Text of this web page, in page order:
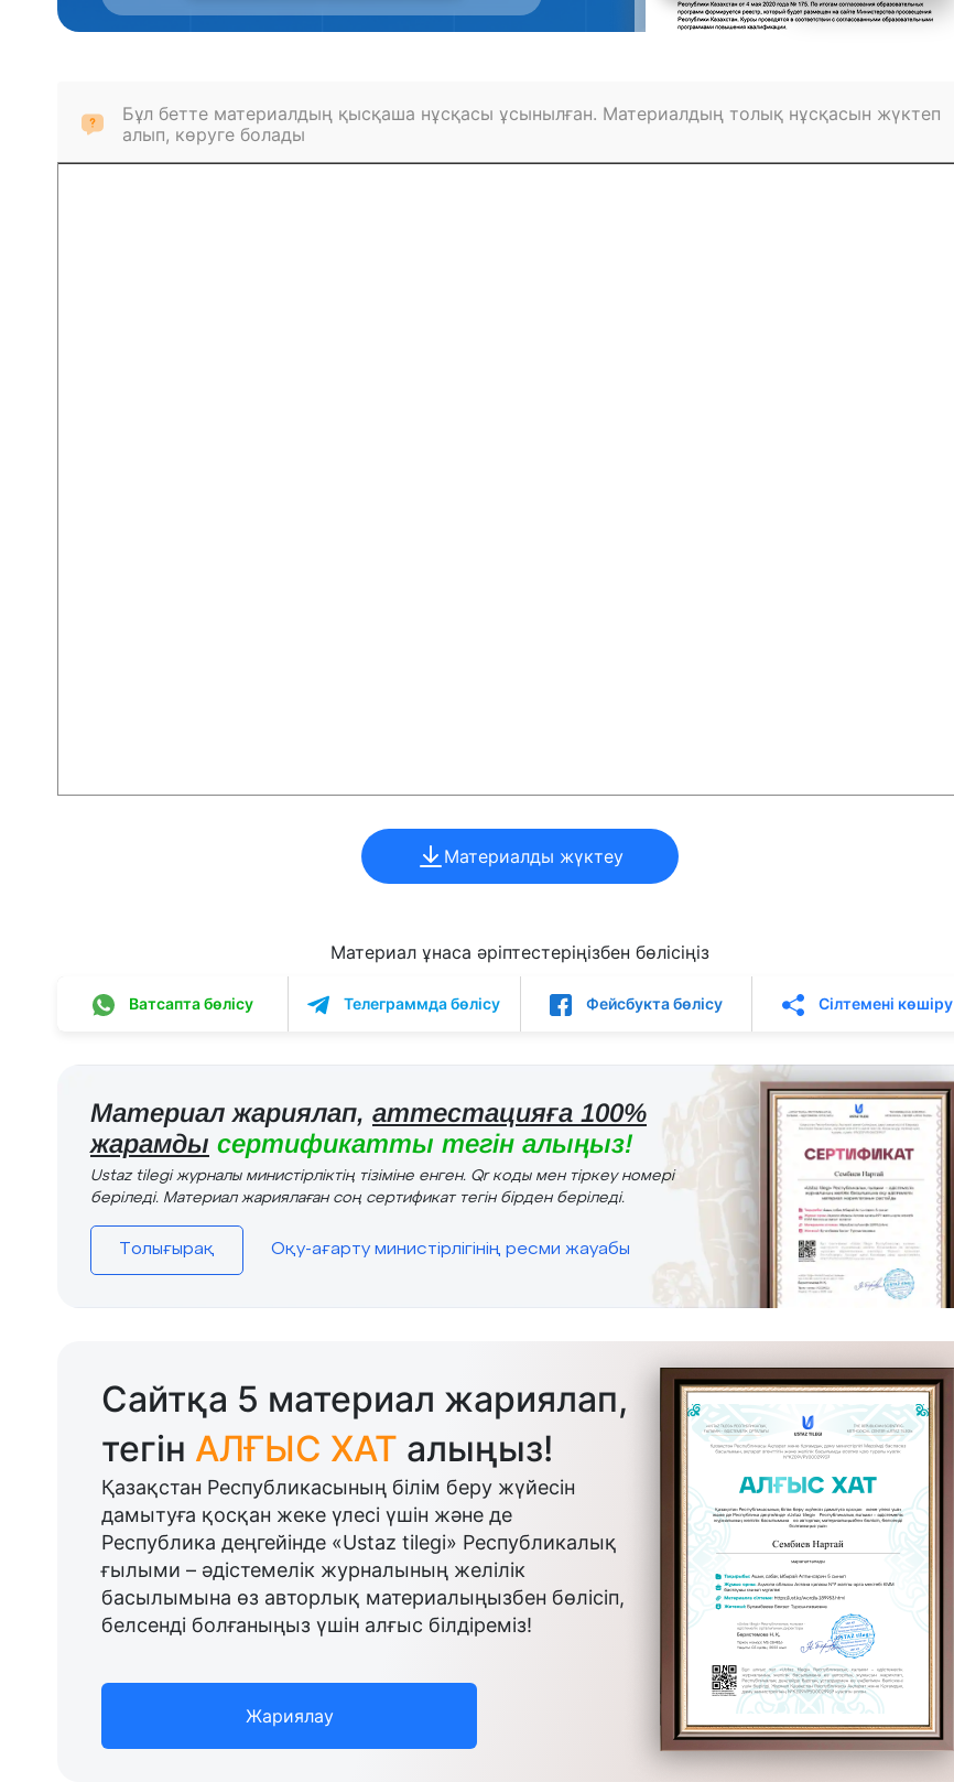
Бұл бетте материалдың қысқаша нұсқасы ұсынылған. Материалдың толық нұсқасын жүктеп
алып, көруге болады
Материалды жүктеу
Материал ұнаса әріптестеріңізбен бөлісіңіз
Ватсапта бөлісу Телеграммда бөлісу Фейсбукта бөлісу Сілтемені көшіру
Материал жариялап, аттестацияға 100%
жарамды сертификатты тегін алыңыз!
Ustaz tilegi журналы министірліктің тізіміне енген. Qr коды мен тіркеу номері
беріледі. Материал жариялаған соң сертификат тегін бірден беріледі.
Толығырақ Оқу-ағарту министірлігінің ресми жауабы
Сайтқа 5 материал жариялап,
тегін АЛҒЫС ХАТ алыңыз!
Қазақстан Республикасының білім беру жүйесін
дамытуға қосқан жеке үлесі үшін және де
Республика деңгейінде «Ustaz tilegi» Республикалық
ғылыми – әдістемелік журналының желілік
басылымына өз авторлық материалыңызбен бөлісіп,
белсенді болғаныңыз үшін алғыс білдіреміз!
Жариялау